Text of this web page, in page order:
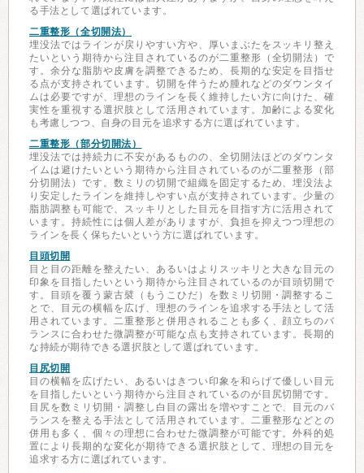
る手法として選ばれています。
二重整形（全切開法）
埋没法ではラインが戻りやすい方や、厚いまぶたをスッキリ整え
たいという期待から注目されているのが二重整形（全切開法）で
す。余分な脂肪や皮膚を調整できるため、長期的な安定を目指せ
る点が支持されています。切開を伴うため腫れなどのダウンタイ
ムは必要ですが、理想のラインを長く維持したい方に向けた、確
実性を重視する選択肢として活用されています。加齢による変化
も考慮しつつ、自身の目元を追求する方に選ばれています。
二重整形（部分切開法）
埋没法では持続力に不安があるものの、全切開法ほどのダウンタ
イムは避けたいという期待から注目されているのが二重整形（部
分切開法）です。数ミリの切開で組織を固定するため、埋没法よ
り安定したラインを維持しやすい点が支持されています。少量の
脂肪調整も可能で、スッキリとした目元を目指す方に活用されて
います。持続性には個人差がありますが、負担を抑えつつ理想の
ラインを長く保ちたいという方に選ばれています。
目頭切開
目と目の距離を整えたい、あるいはよりスッキリと大きな目元の
印象を目指したいという期待から注目されているのが目頭切開で
す。目頭を覆う蒙古襞（もうこひだ）を数ミリ切開・調整するこ
とで、目元の横幅を広げ、理想のラインを追求する手法として活
用されています。二重整形と併用されることも多く、顔立ちのバ
ランスに合わせた微調整が可能な点も支持されています。長期的
な持続が期待できる選択肢として選ばれています。
目尻切開
目の横幅を広げたい、あるいはきつい印象を和らげて優しい目元
を目指したいという期待から注目されているのが目尻切開です。
目尻を数ミリ切開・調整し白目の露出を増やすことで、目元のバ
ランスを整える手法として活用されています。二重整形などとの
併用も多く、個々の理想に合わせた微調整が可能です。外科的処
置により長期的な変化が期待できる選択肢として、理想の目元を
追求する方に選ばれています。